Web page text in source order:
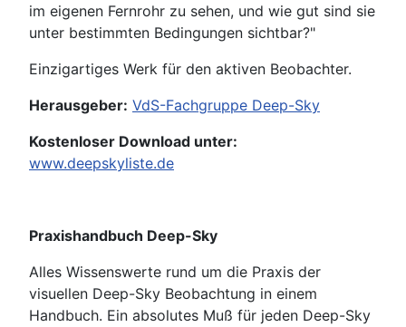
im eigenen Fernrohr zu sehen, und wie gut sind sie
unter bestimmten Bedingungen sichtbar?"
Einzigartiges Werk für den aktiven Beobachter.
Herausgeber: VdS-Fachgruppe Deep-Sky
Kostenloser Download unter:
www.deepskyliste.de
Praxishandbuch Deep-Sky
Alles Wissenswerte rund um die Praxis der
visuellen Deep-Sky Beobachtung in einem
Handbuch. Ein absolutes Muß für jeden Deep-Sky